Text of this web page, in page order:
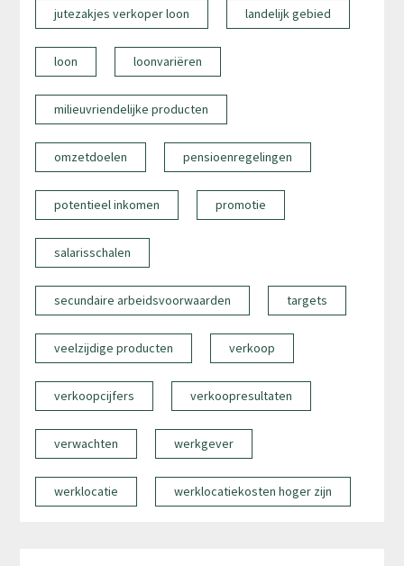
jutezakjes verkoper loon landelijk gebied
loon loonvariëren
milieuvriendelijke producten
omzetdoelen pensioenregelingen
potentieel inkomen promotie
salarisschalen
secundaire arbeidsvoorwaarden targets
veelzijdige producten verkoop
verkoopcijfers verkoopresultaten
verwachten werkgever
werklocatie werklocatiekosten hoger zijn